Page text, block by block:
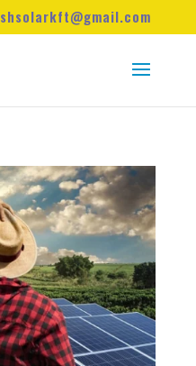
shsolarkft@gmail.com